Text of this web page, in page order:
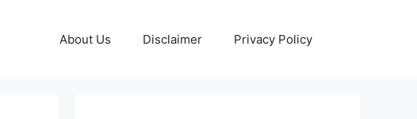
About Us Disclaimer Privacy Policy